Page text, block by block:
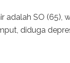
adalah SO (65),
diduga